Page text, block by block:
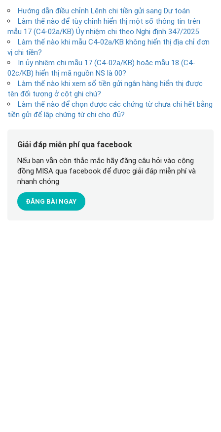
Hướng dẫn điều chỉnh Lệnh chi tiền gửi sang Dự toán
Làm thế nào để tùy chỉnh hiển thị một số thông tin trên
mẫu 17 (C4-02a/KB) Ủy nhiệm chi theo Nghị định 347/2025
Làm thế nào khi mẫu C4-02a/KB không hiển thị địa chỉ đơn
vị chi tiền?
In ủy nhiệm chi mẫu 17 (C4-02a/KB) hoặc mẫu 18 (C4-
02c/KB) hiển thị mã nguồn NS là 00?
Làm thế nào khi xem sổ tiền gửi ngân hàng hiển thị được
tên đối tượng ở cột ghi chú?
Làm thế nào để chọn được các chứng từ chưa chi hết bằng
tiền gửi để lập chứng từ chi cho đủ?
Giải đáp miễn phí qua facebook
Nếu bạn vẫn còn thắc mắc hãy đăng câu hỏi vào cộng
đồng MISA qua facebook để được giải đáp miễn phí và
nhanh chóng
ĐĂNG BÀI NGAY